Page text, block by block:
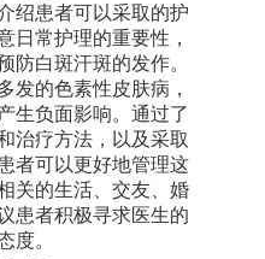
患者可以采取的护
日常护理的重要性，
防白斑汗斑的发作。
的色素性皮肤病，
生负面影响。通过了
治疗方法，以及采取
者可以更好地管理这
关的生活、交友、婚
患者积极寻求医生的
度。